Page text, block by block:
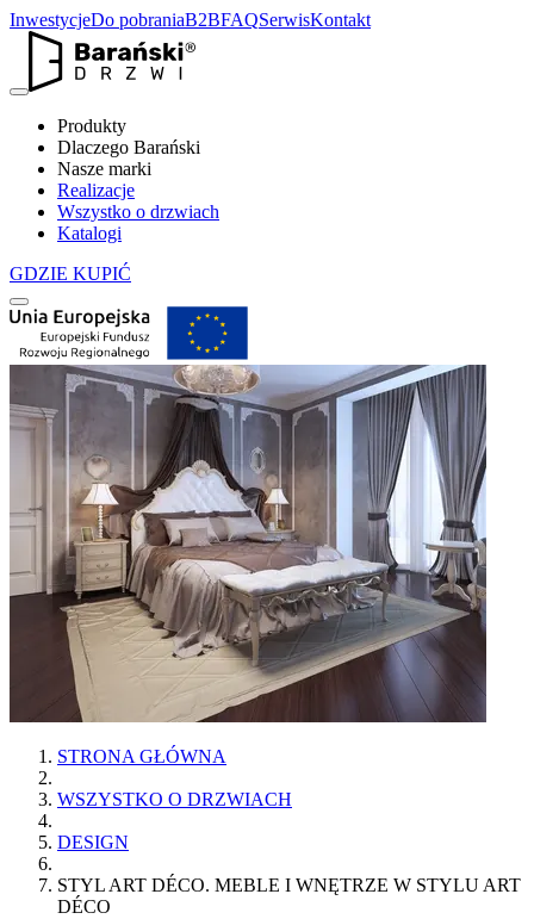
InwestycjeDo pobraniaB2BFAQSerwisKontakt
Produkty
Dlaczego Barański
Nasze marki
Realizacje
Wszystko o drzwiach
Katalogi
GDZIE KUPIĆ
STRONA GŁÓWNA
WSZYSTKO O DRZWIACH
DESIGN
STYL ART DÉCO. MEBLE I WNĘTRZE W STYLU ART
DÉCO